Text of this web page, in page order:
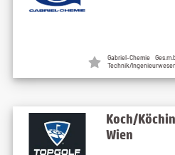
Gabriel-Chemie
Technik/
Koch/
Wien